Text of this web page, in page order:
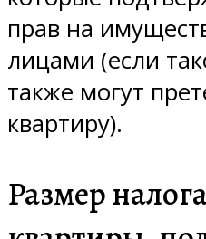
прав на
лицами (если
также могут
квартиру).
Размер